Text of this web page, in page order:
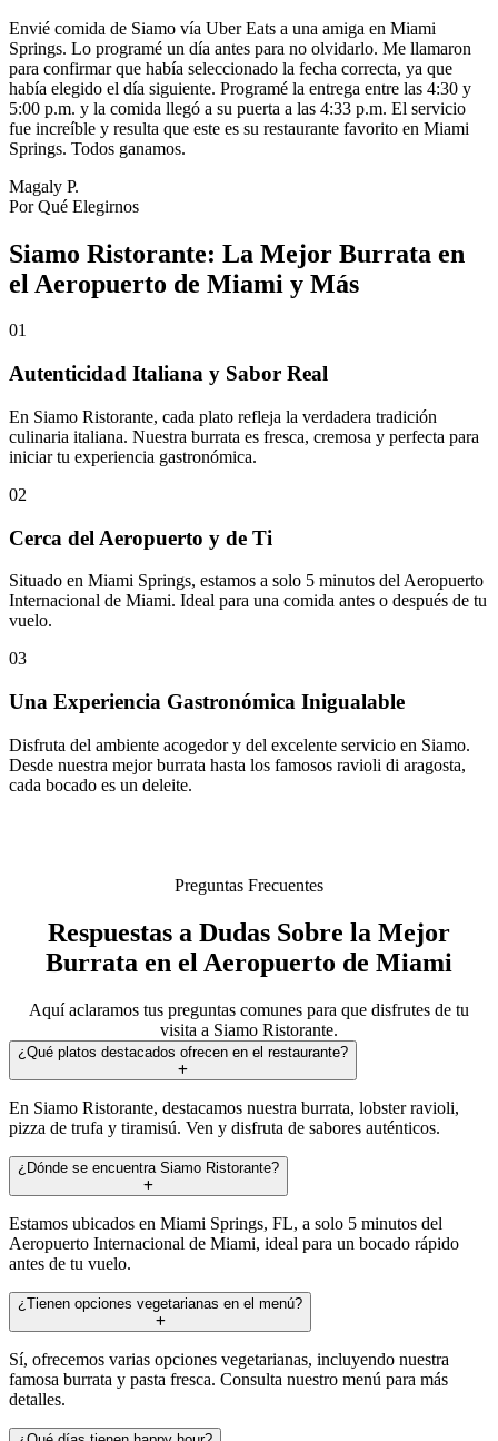
Envié comida de Siamo vía Uber Eats a una amiga en Miami
Springs. Lo programé un día antes para no olvidarlo. Me llamaron
para confirmar que había seleccionado la fecha correcta, ya que
había elegido el día siguiente. Programé la entrega entre las 4:30 y
5:00 p.m. y la comida llegó a su puerta a las 4:33 p.m. El servicio
fue increíble y resulta que este es su restaurante favorito en Miami
Springs. Todos ganamos.
Magaly P.
Por Qué Elegirnos
Siamo Ristorante: La Mejor Burrata en
el Aeropuerto de Miami y Más
01
Autenticidad Italiana y Sabor Real
En Siamo Ristorante, cada plato refleja la verdadera tradición
culinaria italiana. Nuestra burrata es fresca, cremosa y perfecta para
iniciar tu experiencia gastronómica.
02
Cerca del Aeropuerto y de Ti
Situado en Miami Springs, estamos a solo 5 minutos del Aeropuerto
Internacional de Miami. Ideal para una comida antes o después de tu
vuelo.
03
Una Experiencia Gastronómica Inigualable
Disfruta del ambiente acogedor y del excelente servicio en Siamo.
Desde nuestra mejor burrata hasta los famosos ravioli di aragosta,
cada bocado es un deleite.
Preguntas Frecuentes
Respuestas a Dudas Sobre la Mejor
Burrata en el Aeropuerto de Miami
Aquí aclaramos tus preguntas comunes para que disfrutes de tu
visita a Siamo Ristorante.
¿Qué platos destacados ofrecen en el restaurante?
En Siamo Ristorante, destacamos nuestra burrata, lobster ravioli,
pizza de trufa y tiramisú. Ven y disfruta de sabores auténticos.
¿Dónde se encuentra Siamo Ristorante?
Estamos ubicados en Miami Springs, FL, a solo 5 minutos del
Aeropuerto Internacional de Miami, ideal para un bocado rápido
antes de tu vuelo.
¿Tienen opciones vegetarianas en el menú?
Sí, ofrecemos varias opciones vegetarianas, incluyendo nuestra
famosa burrata y pasta fresca. Consulta nuestro menú para más
detalles.